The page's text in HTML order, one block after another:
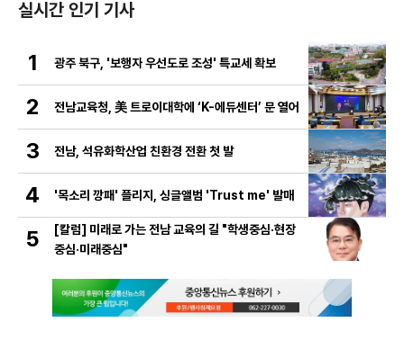
실시간 인기 기사
1 광주 북구, '보행자 우선도로 조성' 특교세 확보
2 전남교육청, 美 트로이대학에 ‘K-에듀센터’ 문 열어
3 전남, 석유화학산업 친환경 전환 첫 발
4 '목소리 깡패' 플리지, 싱글앨범 'Trust me' 발매
5
[칼럼] 미래로 가는 전남 교육의 길 "학생중심·현장
중심·미래중심"